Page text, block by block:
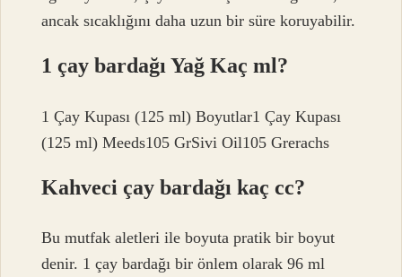
ancak sıcaklığını daha uzun bir süre koruyabilir.
1 çay bardağı Yağ Kaç ml?
1 Çay Kupası (125 ml) Boyutlar1 Çay Kupası
(125 ml) Meeds105 GrSivi Oil105 Grerachs
Kahveci çay bardağı kaç cc?
Bu mutfak aletleri ile boyuta pratik bir boyut
denir. 1 çay bardağı bir önlem olarak 96 ml